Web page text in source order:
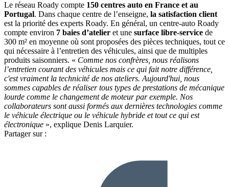
Le réseau Roady compte 150 centres auto en France et au
Portugal. Dans chaque centre de l’enseigne, la satisfaction client
est la priorité des experts Roady. En général, un centre-auto Roady
compte environ 7 baies d’atelier et une surface libre-service de
300 m² en moyenne où sont proposées des pièces techniques, tout ce
qui nécessaire à l’entretien des véhicules, ainsi que de multiples
produits saisonniers. « Comme nos confrères, nous réalisons
l’entretien courant des véhicules mais ce qui fait notre différence,
c'est vraiment la technicité de nos ateliers. Aujourd'hui, nous
sommes capables de réaliser tous types de prestations de mécanique
lourde comme le changement de moteur par exemple. Nos
collaborateurs sont aussi formés aux dernières technologies comme
le véhicule électrique ou le véhicule hybride et tout ce qui est
électronique », explique Denis Larquier.
Partager sur :